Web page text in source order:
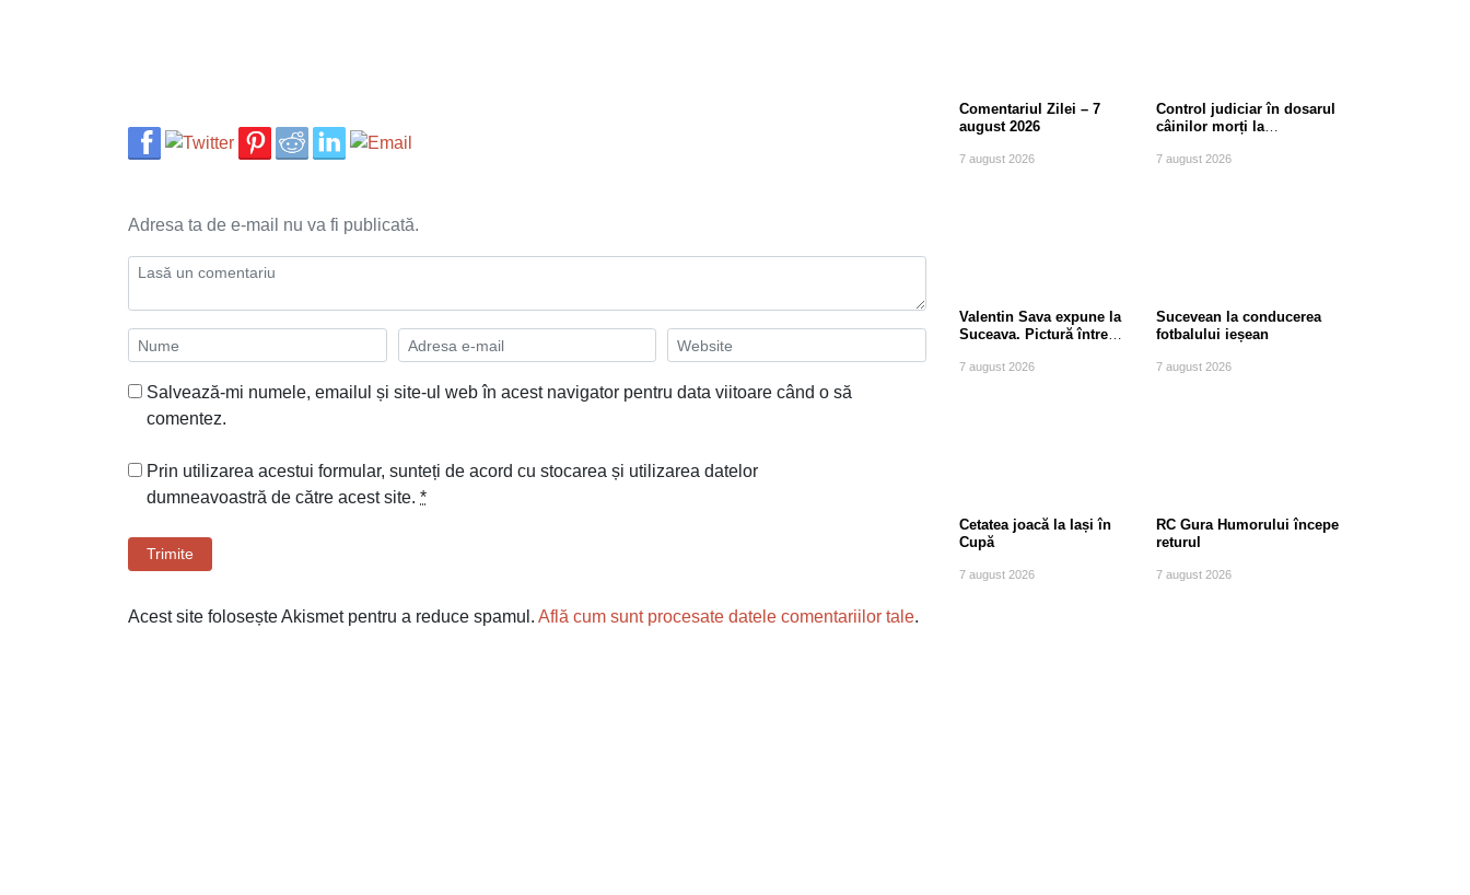
Adresa ta de e-mail nu va fi publicată.
Salvează-mi numele, emailul și site-ul web în acest navigator pentru data viitoare când o să
comentez.
Prin utilizarea acestui formular, sunteți de acord cu stocarea și utilizarea datelor
dumneavoastră de către acest site. *
Trimite
Acest site folosește Akismet pentru a reduce spamul. Află cum sunt procesate datele comentariilor tale.
Comentariul Zilei – 7
august 2026
7 august 2026
Control judiciar în dosarul
câinilor morți la
Suceava
7 august 2026
Valentin Sava expune la
Suceava. Pictură între
7 august 2026
Sucevean la conducerea
fotbalului ieșean
7 august 2026
Cetatea joacă la Iași în
Cupă
7 august 2026
RC Gura Humorului începe
returul
7 august 2026